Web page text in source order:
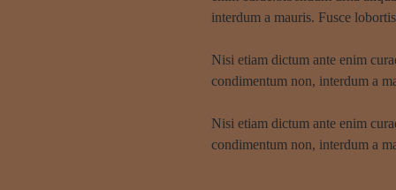
interdum a mauris. Fusce
Nisi etiam dictum ante enim
condimentum non, interdum a
Nisi etiam dictum ante enim
condimentum non, interdum a